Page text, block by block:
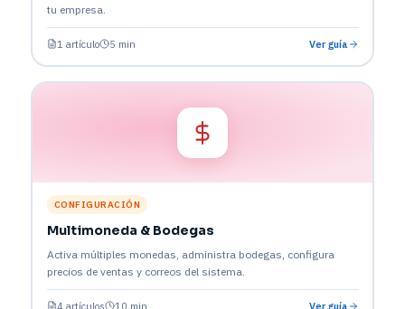
tu empresa.
1 artículo 5 min Ver guía
CONFIGURACIÓN
Multimoneda & Bodegas
Activa múltiples monedas, administra bodegas, configura
precios de ventas y correos del sistema.
4 artículos 10 min Ver guía